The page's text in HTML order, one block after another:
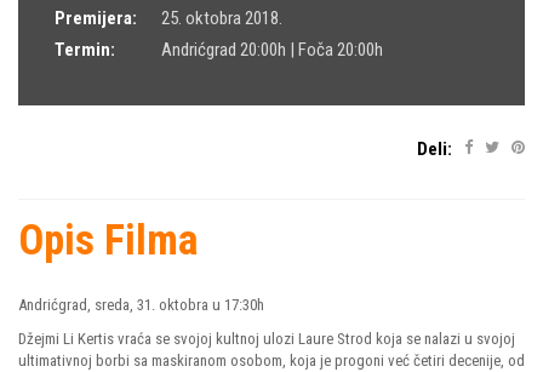
Premijera:
25. oktobra 2018.
Termin:
Andrićgrad 20:00h | Foča 20:00h
Deli:
Opis Filma
Andrićgrad, sreda, 31. oktobra u 17:30h
Džejmi Li Kertis vraća se svojoj kultnoj ulozi Laure Strod koja se nalazi u svojoj
ultimativnoj borbi sa maskiranom osobom, koja je progoni već četiri decenije, od